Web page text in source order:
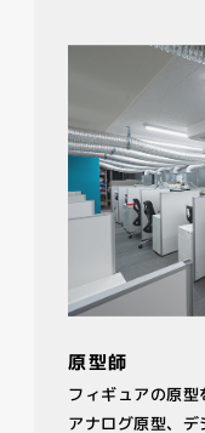
原型師
フィギュアの原型
アナログ原型、デ